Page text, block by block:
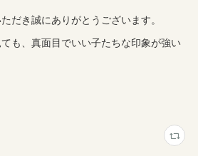
だき誠にありがとうございます。
も、真面目でいい子たちな印象が強い